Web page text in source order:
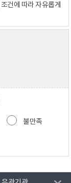
조건에 따라 자유롭게
불만족